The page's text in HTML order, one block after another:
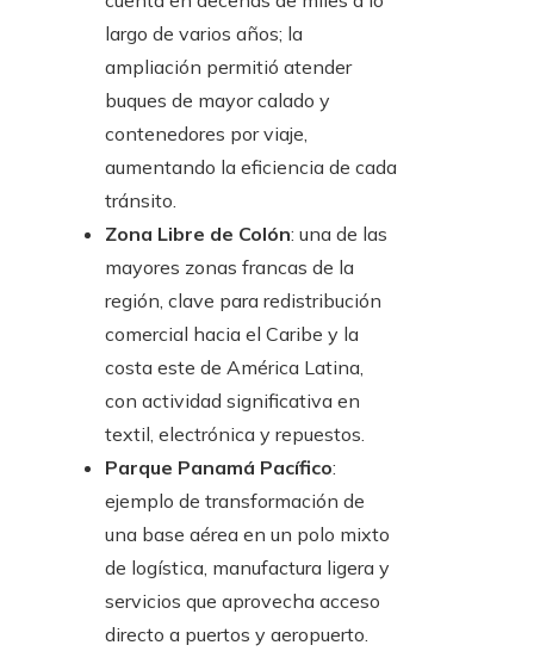
largo de varios años; la
ampliación permitió atender
buques de mayor calado y
contenedores por viaje,
aumentando la eficiencia de cada
tránsito.
Zona Libre de Colón: una de las
mayores zonas francas de la
región, clave para redistribución
comercial hacia el Caribe y la
costa este de América Latina,
con actividad significativa en
textil, electrónica y repuestos.
Parque Panamá Pacífico:
ejemplo de transformación de
una base aérea en un polo mixto
de logística, manufactura ligera y
servicios que aprovecha acceso
directo a puertos y aeropuerto.